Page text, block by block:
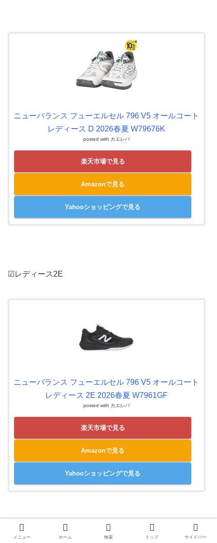
ニューバランス フューエルセル 796 V5 オールコート
レディース D 2026春夏 W79676K
posted with カエレバ
楽天市場で見る
Amazonで見る
Yahooショッピングで見る
☑レディース2E
ニューバランス フューエルセル 796 V5 オールコート
レディース 2E 2026春夏 W7961GF
posted with カエレバ
楽天市場で見る
Amazonで見る
Yahooショッピングで見る
メニュー ホーム 検索 トップ サイドバー